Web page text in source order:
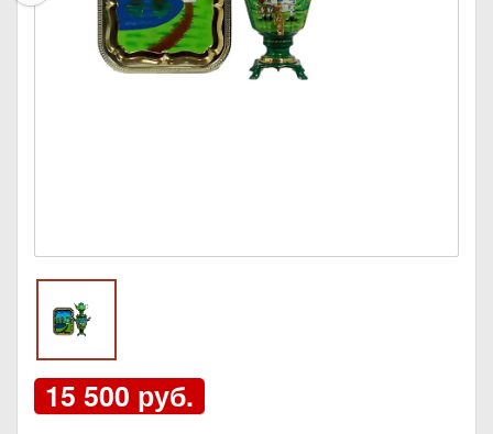
15 500 руб.